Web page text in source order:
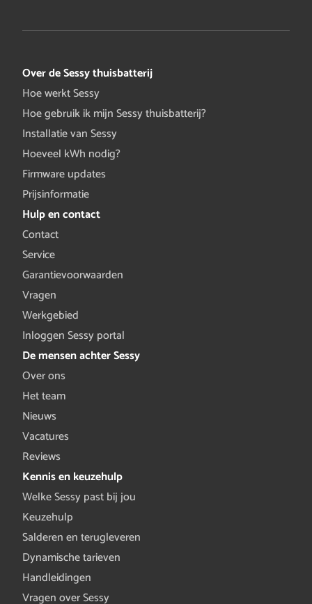
Over de Sessy thuisbatterij
Hoe werkt Sessy
Hoe gebruik ik mijn Sessy thuisbatterij?
Installatie van Sessy
Hoeveel kWh nodig?
Firmware updates
Prijsinformatie
Hulp en contact
Contact
Service
Garantievoorwaarden
Vragen
Werkgebied
Inloggen Sessy portal
De mensen achter Sessy
Over ons
Het team
Nieuws
Vacatures
Reviews
Kennis en keuzehulp
Welke Sessy past bij jou
Keuzehulp
Salderen en terugleveren
Dynamische tarieven
Handleidingen
Vragen over Sessy